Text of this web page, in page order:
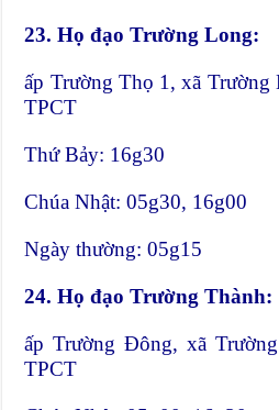
23. Họ đạo Trường Long:
ấp Trường Thọ 1, xã
TPCT
Thứ Bảy: 16g30
Chúa Nhật:
Ngày thường: 05g15
24. Họ đạo Trường Thành:
ấp Trường Đông, xã
TPCT